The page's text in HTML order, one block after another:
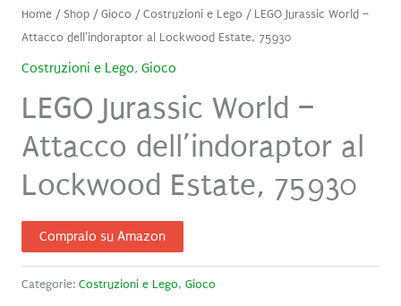
Home/ Shop/Gioco /Costruzioni e Lego / LEGO Jurassic World –
Attacco dell’indoraptor al Lockwood Estate, 75930
Costruzioni e Lego, Gioco
LEGO Jurassic World –
Attacco dell’indoraptor al
Lockwood Estate, 75930
Compralo su Amazon
Categorie: Costruzioni e Lego, Gioco